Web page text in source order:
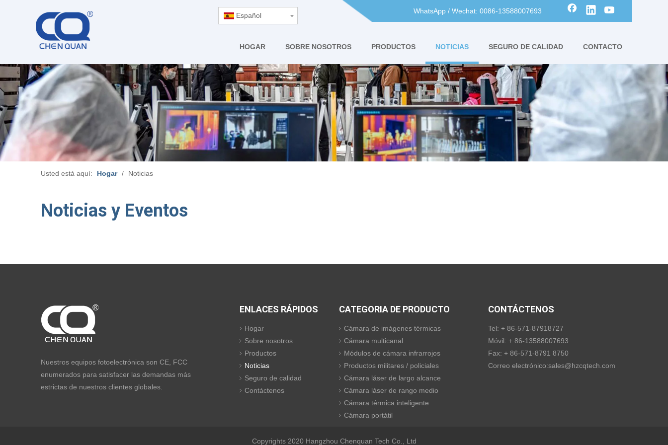
Español
WhatsApp / Wechat: 0086-13588007693
HOGAR SOBRE NOSOTROS PRODUCTOS NOTICIAS SEGURO DE CALIDAD CONTACTO
Usted está aquí: Hogar / Noticias
Noticias y Eventos
Nuestros equipos fotoelectrónica son CE, FCC
enumerados para satisfacer las demandas más
estrictas de nuestros clientes globales.
ENLACES RÁPIDOS
Hogar
Sobre nosotros
Productos
Noticias
Seguro de calidad
Contáctenos
CATEGORIA DE PRODUCTO
Cámara de imágenes térmicas
Cámara multicanal
Módulos de cámara infrarrojos
Productos militares / policiales
Cámara láser de largo alcance
Cámara láser de rango medio
Cámara térmica inteligente
Cámara portátil
CONTÁCTENOS
Tel: + 86-571-87918727
Móvil: + 86-13588007693
Fax: + 86-571-8791 8750
Correo electrónico:sales@hzcqtech.com
Copyrights 2020 Hangzhou Chenquan Tech Co., Ltd